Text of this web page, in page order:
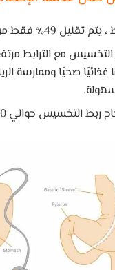
فقط من الوزن الزائد
مع الترابط مرتفع
غذائيًا صحيًا وممارسة
ربط التخسيس حوالي 50٪.